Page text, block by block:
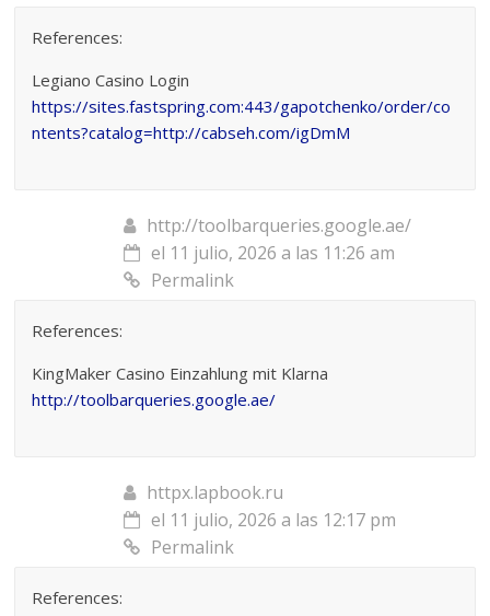
References:
Legiano Casino Login
https://sites.fastspring.com:443/gapotchenko/order/co
ntents?catalog=http://cabseh.com/igDmM
http://toolbarqueries.google.ae/
el 11 julio, 2026 a las 11:26 am
Permalink
References:
KingMaker Casino Einzahlung mit Klarna
http://toolbarqueries.google.ae/
httpx.lapbook.ru
el 11 julio, 2026 a las 12:17 pm
Permalink
References: